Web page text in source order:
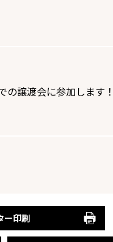
譲渡会に参加します！
ー印刷